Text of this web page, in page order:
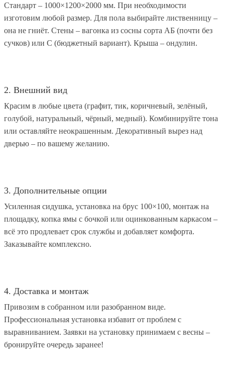
Стандарт – 1000×1200×2000 мм. При необходимости
изготовим любой размер. Для пола выбирайте лиственницу –
она не гниёт. Стены – вагонка из сосны сорта АБ (почти без
сучков) или С (бюджетный вариант). Крыша – ондулин.
2. Внешний вид
Красим в любые цвета (графит, тик, коричневый, зелёный,
голубой, натуральный, чёрный, медный). Комбинируйте тона
или оставляйте неокрашенным. Декоративный вырез над
дверью – по вашему желанию.
3. Дополнительные опции
Усиленная сидушка, установка на брус 100×100, монтаж на
площадку, копка ямы с бочкой или оцинкованным каркасом –
всё это продлевает срок службы и добавляет комфорта.
Заказывайте комплексно.
4. Доставка и монтаж
Привозим в собранном или разобранном виде.
Профессиональная установка избавит от проблем с
выравниванием. Заявки на установку принимаем с весны –
бронируйте очередь заранее!